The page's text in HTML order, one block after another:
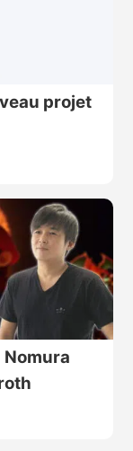
projet
Nomura